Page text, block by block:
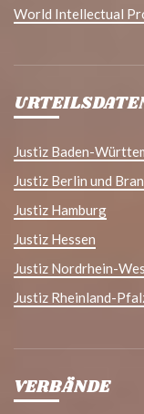
World Intellectual
Justiz Baden-
Justiz Berlin und
Justiz Hamburg
Justiz Hessen
Justiz Nordrhein-
Justiz Rheinland-
VERBÄNDE